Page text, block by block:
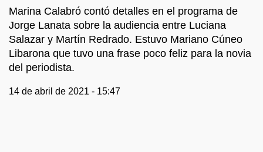
Marina Calabró contó detalles en el programa de
Jorge Lanata sobre la audiencia entre Luciana
Salazar y Martín Redrado. Estuvo Mariano Cúneo
Libarona que tuvo una frase poco feliz para la novia
del periodista.
14 de abril de 2021 - 15:47